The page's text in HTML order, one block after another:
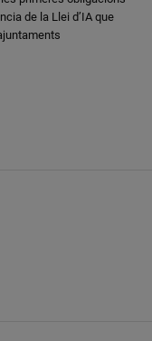
de la Llei d’IA que